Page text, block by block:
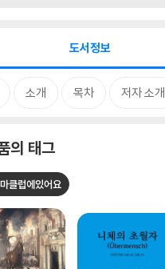
도서정보
소개 목차 저자 소개
의 태그
클럽에있어요